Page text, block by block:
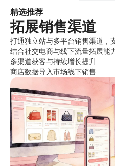
精选推荐
拓展销售渠道
打通独立站与多平台销售渠道，
结合社交电商与线下流量拓展能
多渠道获客与持续增长提升
商店数据导入市场线下销售